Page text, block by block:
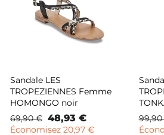
Sandale LES
TROPEZIENNES Femme
HOMONGO noir
Prix
normal
69,90 € Prix
remisé
48,93 €
Économisez 20,97 €
Prix